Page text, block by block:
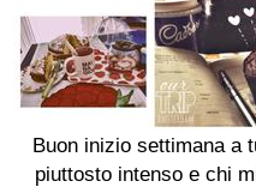
Buon inizio settimana a
piuttosto intenso e chi